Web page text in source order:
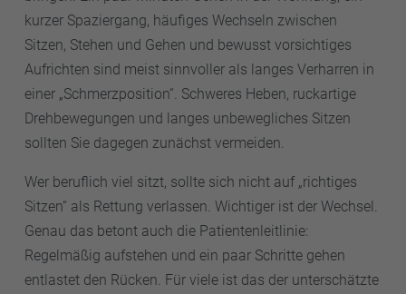
kurzer Spaziergang, häufiges Wechseln zwischen
Sitzen, Stehen und Gehen und bewusst vorsichtiges
Aufrichten sind meist sinnvoller als langes Verharren in
einer „Schmerzposition“. Schweres Heben, ruckartige
Drehbewegungen und langes unbewegliches Sitzen
sollten Sie dagegen zunächst vermeiden.
Wer beruflich viel sitzt, sollte sich nicht auf „richtiges
Sitzen“ als Rettung verlassen. Wichtiger ist der Wechsel.
Genau das betont auch die Patientenleitlinie:
Regelmäßig aufstehen und ein paar Schritte gehen
entlastet den Rücken. Für viele ist das der unterschätzte